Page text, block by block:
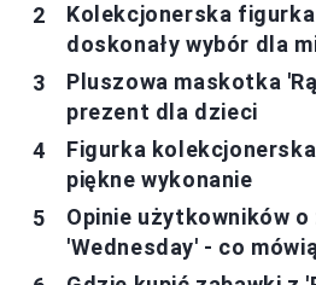
Kolekcjonerska figurka
doskonały wybór dla
Pluszowa maskotka
prezent dla dzieci
Figurka
piękne wykonanie
Opinie użytkowników o
'Wednesday' - co